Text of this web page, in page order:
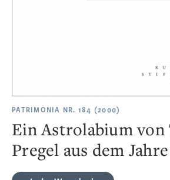
PATRIMONIA NR. 184 (2000)
Ein Astrolabium von
Pregel aus dem